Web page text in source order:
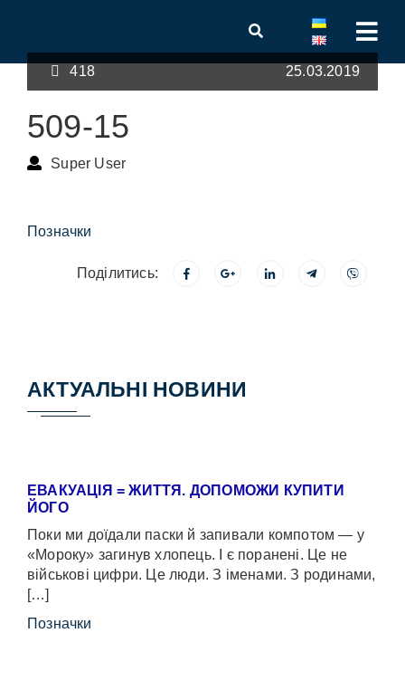
418 25.03.2019
509-15
Super User
Позначки
Поділитись:
АКТУАЛЬНІ НОВИНИ
ЕВАКУАЦІЯ = ЖИТТЯ. ДОПОМОЖИ КУПИТИ
ЙОГО
Поки ми доїдали паски й запивали компотом — у
«Мороку» загинув хлопець. І є поранені. Це не
військові цифри. Це люди. З іменами. З родинами,
[…]
Позначки